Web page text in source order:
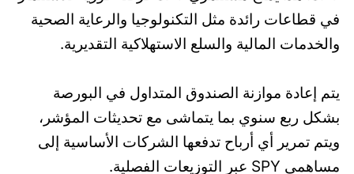
في قطاعات رائدة مثل التكنولوجيا والرعاية الصحية
والخدمات المالية والسلع الاستهلاكية التقديرية.
يتم إعادة موازنة الصندوق المتداول في البورصة
بشكل ربع سنوي بما يتماشى مع تحديثات المؤشر،
ويتم تمرير أي أرباح تدفعها الشركات الأساسية إلى
مساهمي SPY عبر التوزيعات الفصلية.